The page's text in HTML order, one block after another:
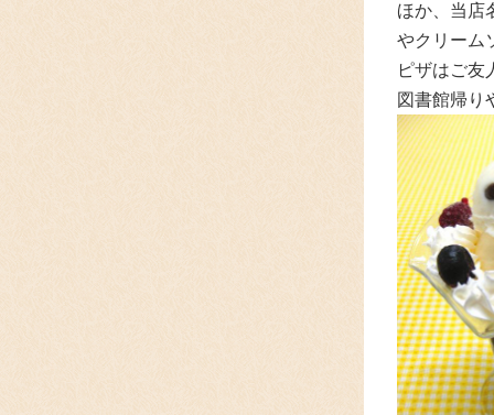
ほか、当店
やクリーム
ピザはご友
図書館帰り